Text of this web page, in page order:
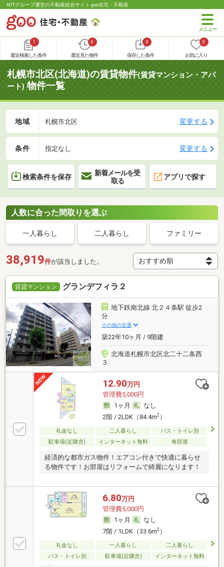
NTTグループ運営の不動産総合サイト goo住宅・不動産
1
最近検索した条件
0
最近見た物件
0
保存した条件
0
お気に入り
札幌市北区(北海道)の賃貸物件(賃貸マンション・アパ
ート) 物件一覧
地域 札幌市北区 変更する
条件 指定なし 変更する
検索条件を保存
新着メールを受
取る
アプリで探す
人数に合った間取りを選ぶ
一人暮らし 二人暮らし ファミリー
38,919件が該当しました。
賃貸マンション グランデフィラ２
地下鉄南北線 北２４条駅 徒歩2
分
その他の交通
築22年10ヶ月 / 9階建
北海道札幌市北区北二十二条西
３
12.90万円
管理費5,000円
1ヶ月
なし
2階 / 2LDK（84.4m2）
礼金なし 二人暮らし
バス・トイレ別
駐車場(近隣含)
インターネット無料 角部屋
経済的な都市ガス物件！エアコン付きで快適に暮らせ
る物件です！お部屋はリフォームで綺麗になります！
6.80万円
管理費5,000円
1ヶ月
なし
7階 / 1LDK（33.6m2）
礼金なし 一人暮らし
二人暮らし
バス・トイレ別
駐車場(近隣含) インターネット無料